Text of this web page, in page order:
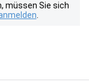
müssen Sie sich